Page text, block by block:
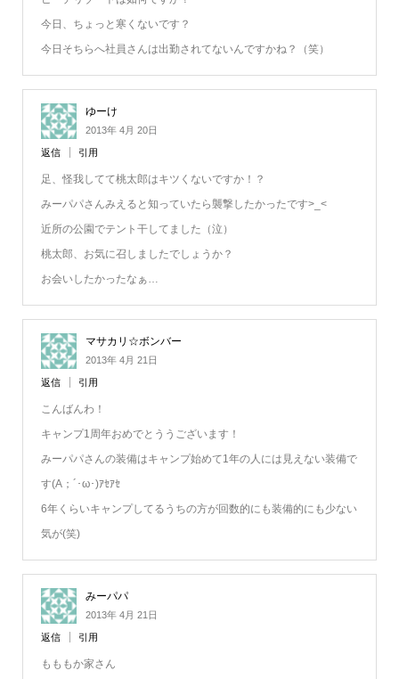
今日、ちょっと寒くないです？
今日そちらへ社員さんは出勤されてないんですかね？（笑）
ゆーけ
2013年 4月 20日
返信 引用
足、怪我してて桃太郎はキツくないですか！？
みーパパさんみえると知っていたら襲撃したかったです>_<
近所の公園でテント干してました（泣）
桃太郎、お気に召しましたでしょうか？
お会いしたかったなぁ…
マサカリ☆ボンバー
2013年 4月 21日
返信 引用
こんばんわ！
キャンプ1周年おめでとううございます！
みーパパさんの装備はキャンプ始めて1年の人には見えない装備で
す(A；´･ω･)ｱｾｱｾ
6年くらいキャンプしてるうちの方が回数的にも装備的にも少ない
気が(笑)
みーパパ
2013年 4月 21日
返信 引用
もももか家さん